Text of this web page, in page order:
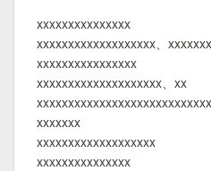
xxxxxxxxxxxxxxx
xxxxxxxxxxxxxxxxxxx、
xxxxxxxxxxxxxxxx
xxxxxxxxxxxxxxxxxxxx、xx
xxxxxxx
xxxxxxxxxxxxxxxxxxx
xxxxxxxxxxxxxxx